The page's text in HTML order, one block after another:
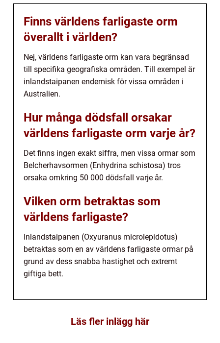
Finns världens farligaste orm
överallt i världen?
Nej, världens farligaste orm kan vara begränsad
till specifika geografiska områden. Till exempel är
inlandstaipanen endemisk för vissa områden i
Australien.
Hur många dödsfall orsakar
världens farligaste orm varje år?
Det finns ingen exakt siffra, men vissa ormar som
Belcherhavsormen (Enhydrina schistosa) tros
orsaka omkring 50 000 dödsfall varje år.
Vilken orm betraktas som
världens farligaste?
Inlandstaipanen (Oxyuranus microlepidotus)
betraktas som en av världens farligaste ormar på
grund av dess snabba hastighet och extremt
giftiga bett.
Läs fler inlägg här